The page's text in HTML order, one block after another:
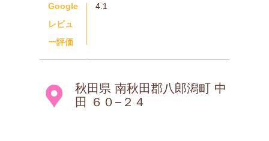
Google
レビュ
ー評価
4.1
秋田県 南秋田郡八郎潟町 中
田 ６０−２４